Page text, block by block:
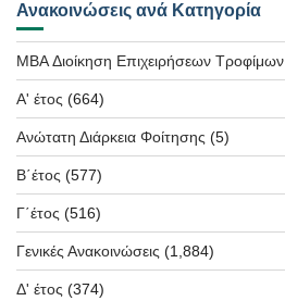
Ανακοινώσεις ανά Κατηγορία
MBA Διοίκηση Επιχειρήσεων Τροφίμων
Α' έτος (664)
Ανώτατη Διάρκεια Φοίτησης (5)
Β΄έτος (577)
Γ΄έτος (516)
Γενικές Ανακοινώσεις (1,884)
Δ' έτος (374)